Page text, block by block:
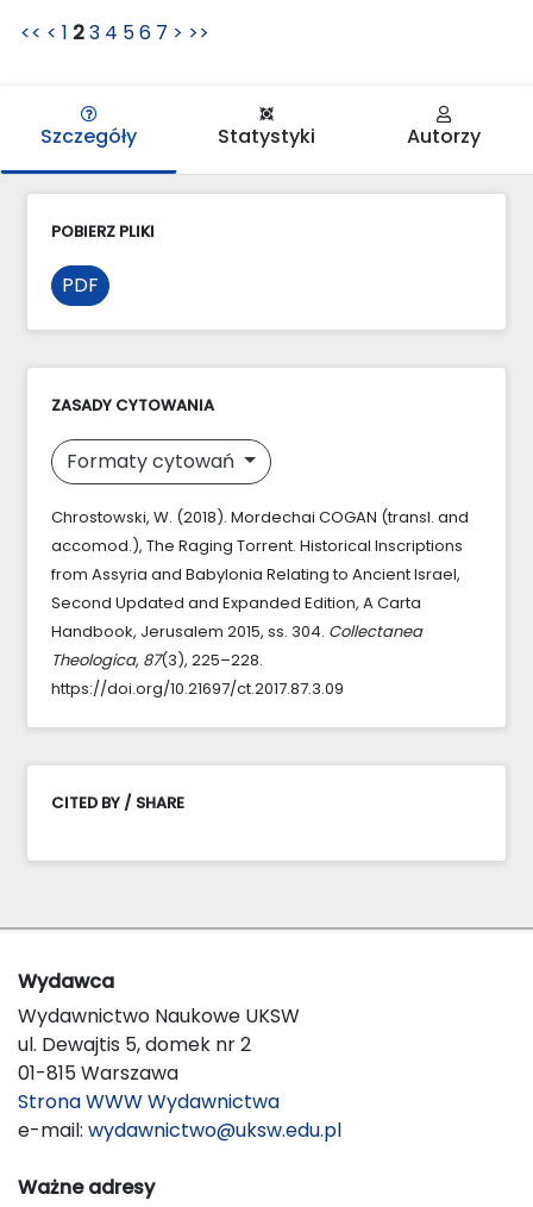
<< < 1 23 4 56 7 > >>
Szczegóły Statystyki Autorzy
POBIERZ PLIKI
PDF
ZASADY CYTOWANIA
Formaty cytowań
Chrostowski, W. (2018). Mordechai COGAN (transl. and
accomod.), The Raging Torrent. Historical Inscriptions
from Assyria and Babylonia Relating to Ancient Israel,
Second Updated and Expanded Edition, A Carta
Handbook, Jerusalem 2015, ss. 304. Collectanea
Theologica, 87(3), 225–228.
https://doi.org/10.21697/ct.2017.87.3.09
CITED BY / SHARE
Wydawca
Wydawnictwo Naukowe UKSW
ul. Dewajtis 5, domek nr 2
01-815 Warszawa
Strona WWW Wydawnictwa
e-mail: wydawnictwo@uksw.edu.pl
Ważne adresy